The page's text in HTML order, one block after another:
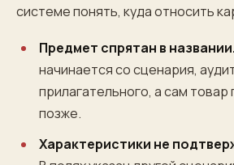
системе понять, куда относить
Предмет спрятан в названии.
начинается со сценария,
прилагательного, а сам товар
позже.
Характеристики не